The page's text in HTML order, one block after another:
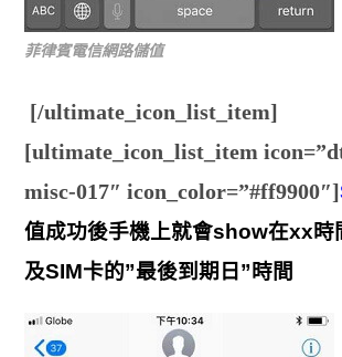
菲律賓電信網路儲值
[/ultimate_icon_list_item]
[ultimate_icon_list_item
misc-017″ icon_color=”#ff9900″]
值成功後手機上就會show在xx時
及SIM卡的”最後到期日”時間